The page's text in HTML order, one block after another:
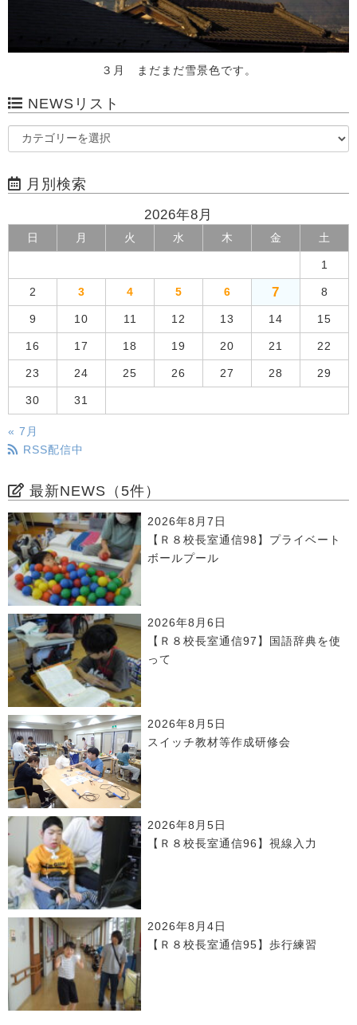
３月 まだまだ雪景色です。
NEWSリスト
月別検索
2026年8月
日 月 火 水 木 金 土
1
2 3 4 5 6 7 8
9 10 11 12 13 14 15
16 17 18 19 20 21 22
23 24 25 26 27 28 29
30 31
« 7月
RSS配信中
最新NEWS（5件）
2026年8月7日
【Ｒ８校長室通信98】プライベート
ボールプール
2026年8月6日
【Ｒ８校長室通信97】国語辞典を使
って
2026年8月5日
スイッチ教材等作成研修会
2026年8月5日
【Ｒ８校長室通信96】視線入力
2026年8月4日
【Ｒ８校長室通信95】歩行練習